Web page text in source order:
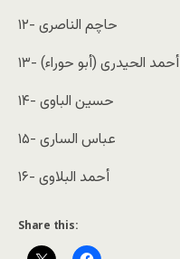
۱۲- حاچم الناصری
۱۳- أحمد الحیدری (أبو حوراء)
۱۴- حسین الباوی
۱۵- عباس الساری
۱۶- أحمد البلاوی
Share this: